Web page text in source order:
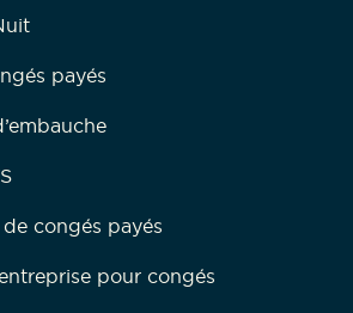
payés
congés payés
pour congés